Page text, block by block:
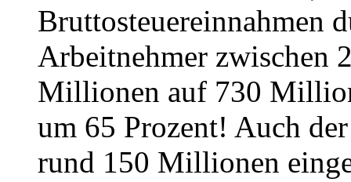
Bruttosteuereinnahmen
Arbeitnehmer zwischen
Millionen auf 730
um 65 Prozent! Auch
rund 150 Millionen